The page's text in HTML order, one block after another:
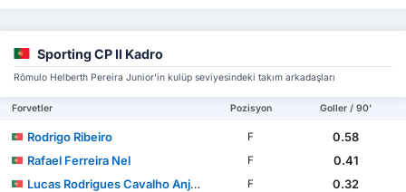
Sporting CP II Kadro
Rômulo Helberth Pereira Junior'in kulüp seviyesindeki takım arkadaşları
Forvetler Pozisyon Goller / 90'
Rodrigo Ribeiro F
0.58
Rafael Ferreira Nel
F
0.41
Lucas Rodrigues Cavalho Anjos
F
0.32